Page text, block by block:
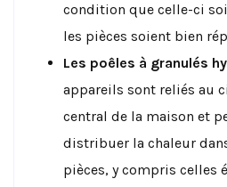
condition que celle-ci
les pièces soient bien
Les poêles à granulés
appareils sont reliés au
central de la maison et
distribuer la chaleur
pièces, y compris celles